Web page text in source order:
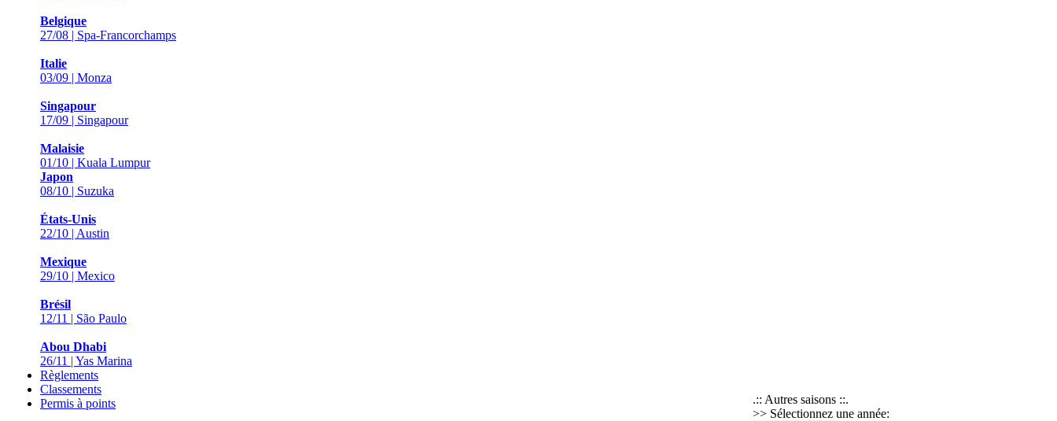
Belgique
27/08 | Spa-Francorchamps
Italie
03/09 | Monza
Singapour
17/09 | Singapour
Malaisie
01/10 | Kuala Lumpur
Japon
08/10 | Suzuka
États-Unis
22/10 | Austin
Mexique
29/10 | Mexico
Brésil
12/11 | São Paulo
Abou Dhabi
26/11 | Yas Marina
Règlements
Classements
Permis à points
.:: Autres saisons ::.
>> Sélectionnez une année: